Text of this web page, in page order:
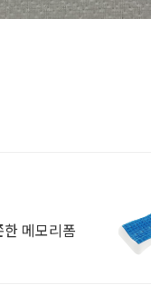
메모리폼